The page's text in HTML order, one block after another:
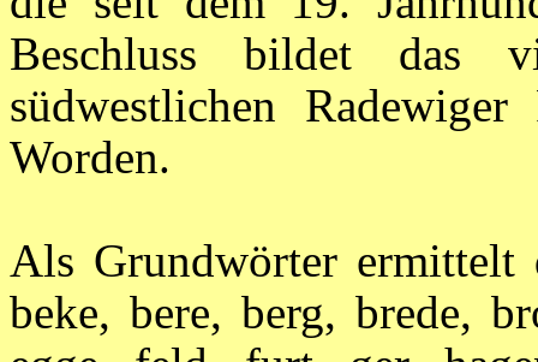
Beschluss bildet das
südwestlichen
Worden.
Als Grundwörter ermittelt
beke, bere, berg, brede,